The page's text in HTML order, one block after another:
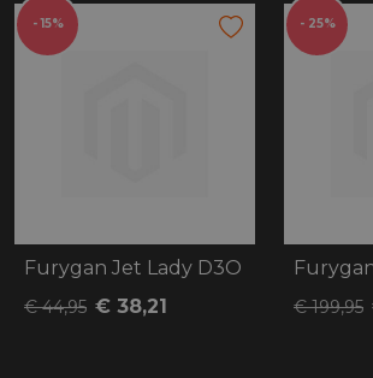
- 15%
Furygan Jet Lady D3O
€ 44,95 € 38,21
- 25%
€ 199,95